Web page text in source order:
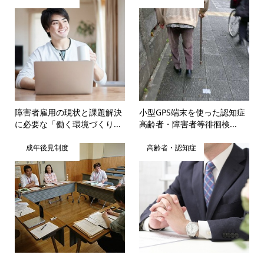
障害者雇用の現状と課題解決
に必要な「働く環境づくり...
小型GPS端末を使った認知症
高齢者・障害者等徘徊検...
成年後見制度 高齢者・認知症